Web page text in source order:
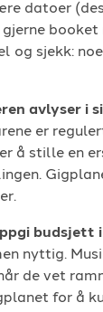
datoer
booket
og sjekk:
avlyser i
er
å stille en
budsjett
nyttig.
de vet
for å